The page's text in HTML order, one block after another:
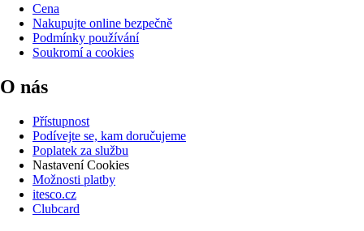
Cena
Nakupujte online bezpečně
Podmínky používání
Soukromí a cookies
O nás
Přístupnost
Podívejte se, kam doručujeme
Poplatek za službu
Nastavení Cookies
Možnosti platby
itesco.cz
Clubcard